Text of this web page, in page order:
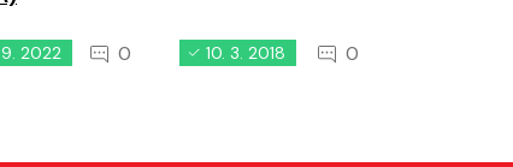
9. 2022 0 10. 3. 2018 0